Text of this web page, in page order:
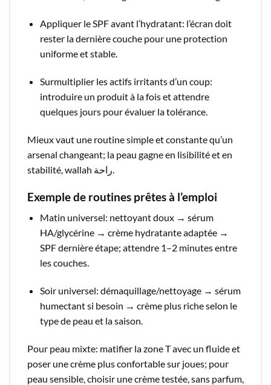
Appliquer le SPF avant l’hydratant: l’écran doit
rester la dernière couche pour une protection
uniforme et stable.​
Surmultiplier les actifs irritants d’un coup:
introduire un produit à la fois et attendre
quelques jours pour évaluer la tolérance.​
Mieux vaut une routine simple et constante qu’un
arsenal changeant; la peau gagne en lisibilité et en
Exemple de routines prêtes à l’emploi
Matin universel: nettoyant doux → sérum
HA/glycérine → crème hydratante adaptée →
SPF dernière étape; attendre 1–2 minutes entre
les couches.​
Soir universel: démaquillage/nettoyage → sérum
humectant si besoin → crème plus riche selon le
type de peau et la saison.​
Pour peau mixte: matifier la zone T avec un fluide et
poser une crème plus confortable sur joues; pour
peau sensible, choisir une crème testée, sans parfum,